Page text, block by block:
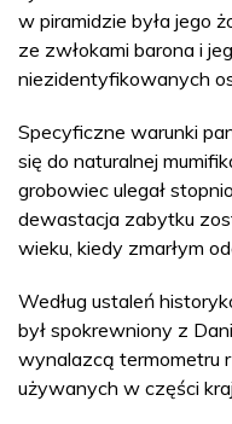
w piramidzie była jego
ze zwłokami barona i
niezidentyfikowanych
Specyficzne warunki
się do naturalnej
grobowiec ulegał
dewastacja zabytku
wieku, kiedy zmarłym
Według ustaleń
był spokrewniony z
wynalazcą termometru
używanych w części